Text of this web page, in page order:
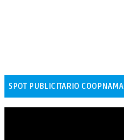
SPOT PUBLICITARIO COOPNAMA